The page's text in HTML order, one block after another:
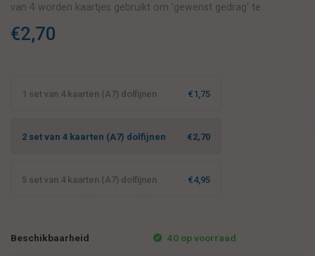
van 4 worden kaartjes gebruikt om 'gewenst gedrag' te
benutten.
€2,70
1 set van 4 kaarten (A7) dolfijnen €1,75
2 set van 4 kaarten (A7) dolfijnen €2,70
5 set van 4 kaarten (A7) dolfijnen €4,95
Beschikbaarheid 40 op voorraad